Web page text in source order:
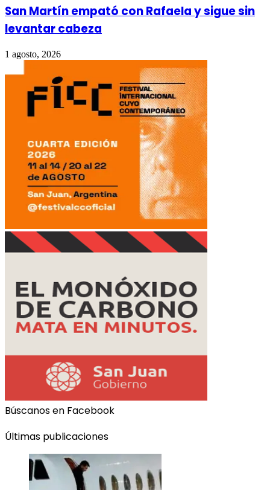
San Martín empató con Rafaela y sigue sin
levantar cabeza
1 agosto, 2026
Búscanos en Facebook
Últimas publicaciones